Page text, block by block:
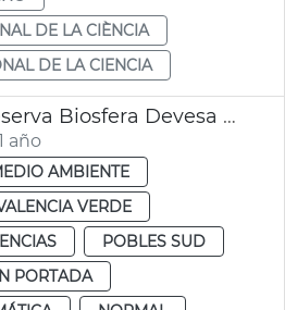
DE LA CIÈNCIA
DE LA CIENCIA
Candidatura Reserva Biosfera Devesa Albufera
año
AMBIENTE
VERDE
POBLES SUD
PORTADA